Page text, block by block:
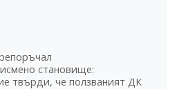
становище:
твърди, че ползваният ДК